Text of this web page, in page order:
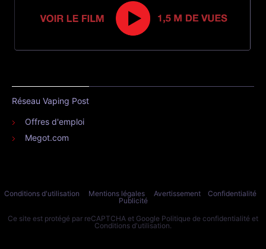
Réseau Vaping Post
Offres d'emploi
Megot.com
Conditions d'utilisation Mentions légales Avertissement
Confidentialité
Publicité
Ce site est protégé par reCAPTCHA et Google Politique de confidentialité et
Conditions d'utilisation.